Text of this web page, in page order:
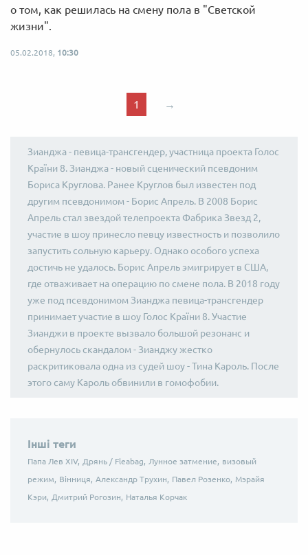
о том, как решилась на смену пола в "Светской
жизни".
05.02.2018, 10:30
1 →
Зианджа - певица-трансгендер, участница проекта Голос
Країни 8. Зианджа - новый сценический псевдоним
Бориса Круглова. Ранее Круглов был известен под
другим псевдонимом - Борис Апрель. В 2008 Борис
Апрель стал звездой телепроекта Фабрика Звезд 2,
участие в шоу принесло певцу известность и позволило
запустить сольную карьеру. Однако особого успеха
достичь не удалось. Борис Апрель эмигрирует в США,
где отваживает на операцию по смене пола. В 2018 году
уже под псевдонимом Зианджа певица-трансгендер
принимает участие в шоу Голос Країни 8. Участие
Зианджи в проекте вызвало большой резонанс и
обернулось скандалом - Зианджу жестко
раскритиковала одна из судей шоу - Тина Кароль. После
этого саму Кароль обвинили в гомофобии.
Інші теги
Папа Лев XIV, Дрянь / Fleabag, Лунное затмение, визовый
режим, Вінниця, Александр Трухин, Павел Розенко, Мэрайя
Кэри, Дмитрий Рогозин, Наталья Корчак